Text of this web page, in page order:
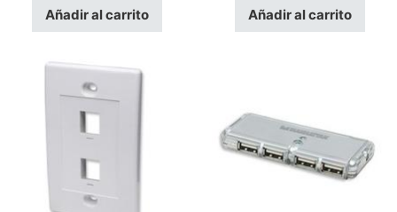
Añadir al carrito Añadir al carrito